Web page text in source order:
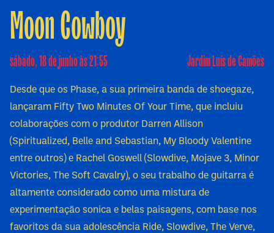
Moon Cowboy
sábado, 18 de junho às 21:55 Jardim Luís de Camões
Desde que os Phase, a sua primeira banda de shoegaze,
lançaram Fifty Two Minutes Of Your Time, que incluiu
colaborações com o produtor Darren Allison
(Spiritualized, Belle and Sebastian, My Bloody Valentine
entre outros) e Rachel Goswell (Slowdive, Mojave 3, Minor
Victories, The Soft Cavalry), o seu trabalho de guitarra é
altamente considerado como uma mistura de
experimentação sonica e belas paisagens, com base nos
favoritos da sua adolescência Ride, Slowdive, The Verve,